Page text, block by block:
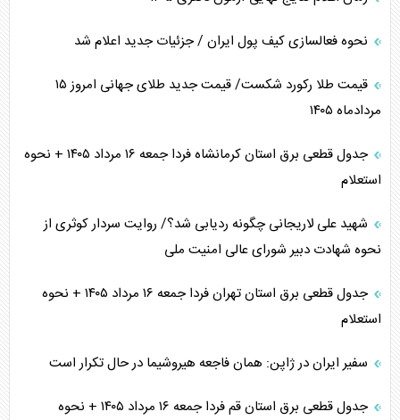
نحوه فعالسازی کیف پول ایران / جزئیات جدید اعلام شد
قیمت طلا رکورد شکست/ قیمت جدید طلای جهانی امروز ۱۵
مردادماه ۱۴۰۵
جدول قطعی برق استان کرمانشاه فردا جمعه ۱۶ مرداد ۱۴۰۵ + نحوه
استعلام
شهید علی لاریجانی چگونه ردیابی شد؟/ روایت سردار کوثری از
نحوه شهادت دبیر شورای عالی امنیت ملی
جدول قطعی برق استان تهران فردا جمعه ۱۶ مرداد ۱۴۰۵ + نحوه
استعلام
سفیر ایران در ژاپن: همان فاجعه هیروشیما در حال تکرار است
جدول قطعی برق استان قم فردا جمعه ۱۶ مرداد ۱۴۰۵ + نحوه